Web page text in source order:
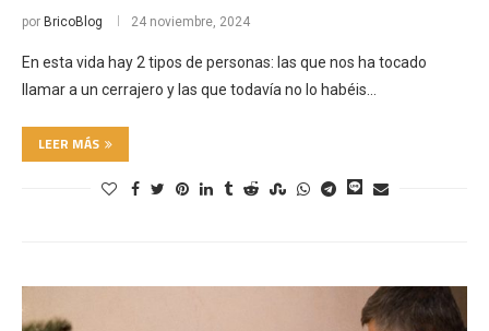
por BricoBlog 24 noviembre, 2024
En esta vida hay 2 tipos de personas: las que nos ha tocado
llamar a un cerrajero y las que todavía no lo habéis…
LEER MÁS